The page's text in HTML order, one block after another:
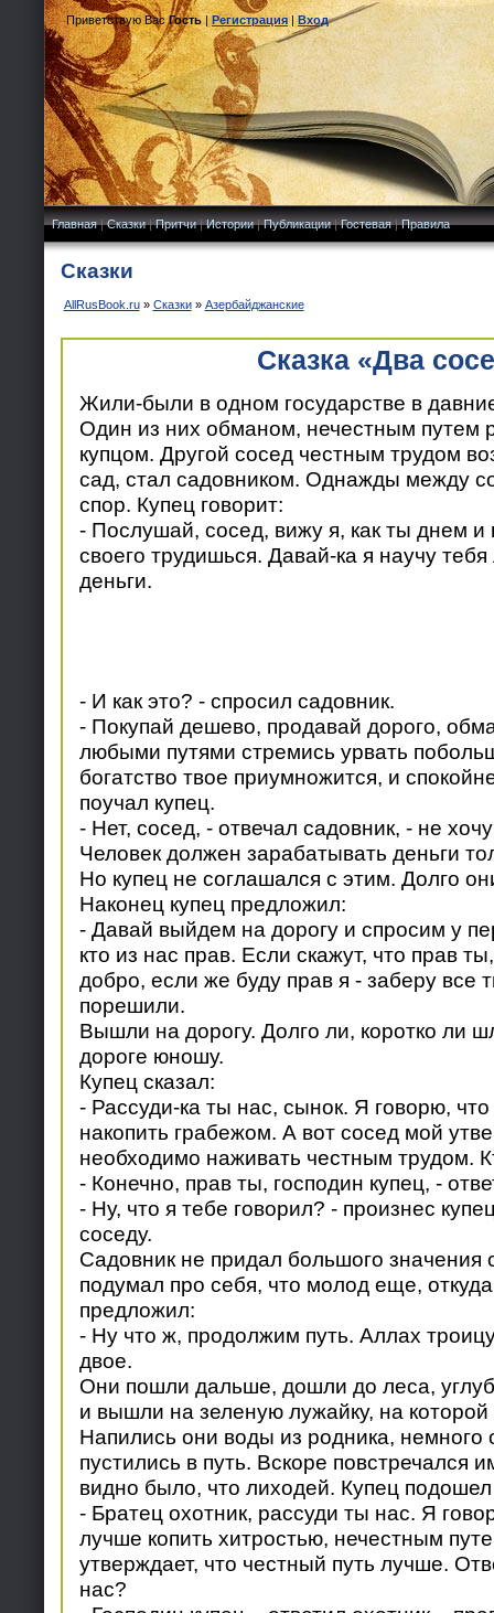
Приветствую Вас Гость|Регистрация|Вход
Главная|Сказки|Притчи|Истории|Публикации|Гостевая|Правила
Сказки
AllRusBook.ru» Сказки» Азербайджанские
Сказка «Два
Жили-были в одном государстве в
Один из них обманом, нечестным путем
купцом. Другой сосед честным трудом
сад, стал садовником. Однажды между
спор. Купец говорит:
- Послушай, сосед, вижу я, как ты днем и
своего трудишься. Давай-ка я научу
деньги.
- И как это? - спросил садовник.
- Покупай дешево, продавай дорого,
любыми путями стремись урвать
богатство твое приумножится, и
поучал купец.
- Нет, сосед, - отвечал садовник, - не хочу
Человек должен зарабатывать деньги
Но купец не соглашался с этим. Долго
Наконец купец предложил:
- Давай выйдем на дорогу и спросим у
кто из нас прав. Если скажут, что прав
добро, если же буду прав я - заберу все
порешили.
Вышли на дорогу. Долго ли, коротко ли
дороге юношу.
Купец сказал:
- Рассуди-ка ты нас, сынок. Я говорю,
накопить грабежом. А вот сосед мой
необходимо наживать честным трудом.
- Конечно, прав ты, господин купец, -
- Ну, что я тебе говорил? - произнес
соседу.
Садовник не придал большого
подумал про себя, что молод еще,
предложил:
- Ну что ж, продолжим путь. Аллах
двое.
Они пошли дальше, дошли до леса,
и вышли на зеленую лужайку, на
Напились они воды из родника, немного
пустились в путь. Вскоре повстречался
видно было, что лиходей. Купец
- Братец охотник, рассуди ты нас. Я
лучше копить хитростью, нечестным
утверждает, что честный путь лучше.
нас?